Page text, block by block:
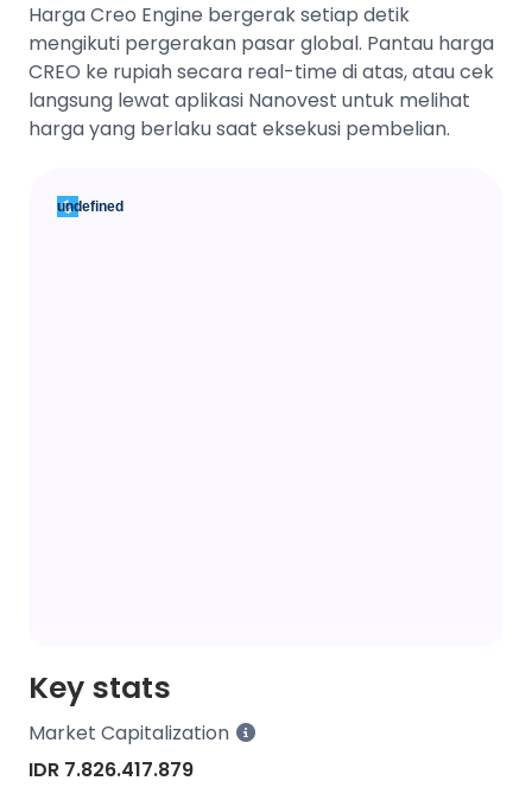
Harga Creo Engine bergerak setiap detik
mengikuti pergerakan pasar global. Pantau harga
CREO ke rupiah secara real-time di atas, atau cek
langsung lewat aplikasi Nanovest untuk melihat
harga yang berlaku saat eksekusi pembelian.
undefined
Key stats
Market Capitalization
IDR 7.826.417.879